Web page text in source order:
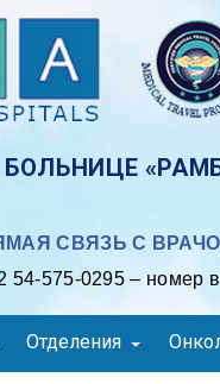
СВЯЗЬ С
54-575-0295 – номер
Отделения